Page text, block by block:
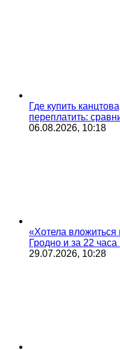
Где купить
переплатить:
06.08.2026, 10:18
«Хотела вложиться
Гродно и за 22
29.07.2026, 10:28